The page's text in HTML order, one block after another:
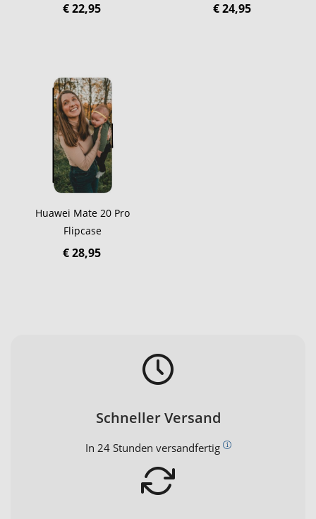
€ 22,95 € 24,95
Huawei Mate 20 Pro
Flipcase
€ 28,95
Schneller Versand
In 24 Stunden versandfertig